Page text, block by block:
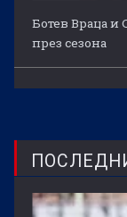
Ботев Враца и
през сезона